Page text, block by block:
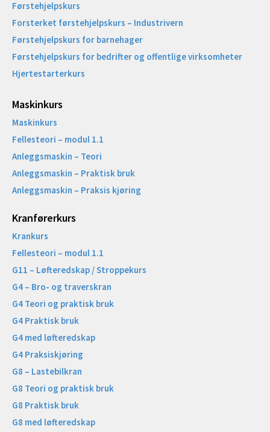
Førstehjelpskurs
Forsterket førstehjelpskurs – Industrivern
Førstehjelpskurs for barnehager
Førstehjelpskurs for bedrifter og offentlige virksomheter
Hjertestarterkurs
Maskinkurs
Maskinkurs
Fellesteori – modul 1.1
Anleggsmaskin – Teori
Anleggsmaskin – Praktisk bruk
Anleggsmaskin – Praksis kjøring
Kranførerkurs
Krankurs
Fellesteori – modul 1.1
G11 – Løfteredskap / Stroppekurs
G4 – Bro- og traverskran
G4 Teori og praktisk bruk
G4 Praktisk bruk
G4 med løfteredskap
G4 Praksiskjøring
G8 – Lastebilkran
G8 Teori og praktisk bruk
G8 Praktisk bruk
G8 med løfteredskap